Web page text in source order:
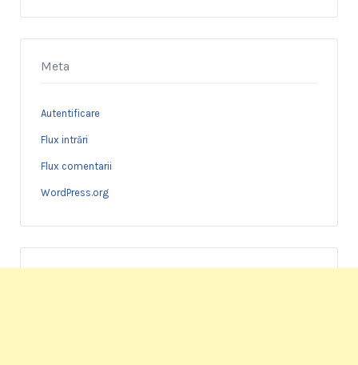
Meta
Autentificare
Flux intrări
Flux comentarii
WordPress.org